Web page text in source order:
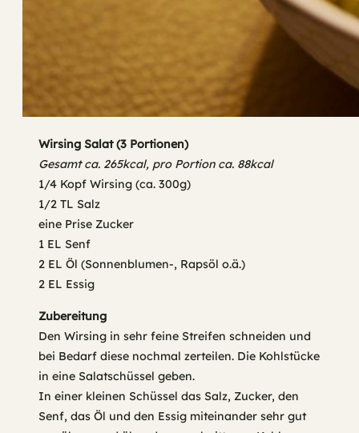
Wirsing Salat (3 Portionen)
Gesamt ca. 265kcal, pro Portion ca. 88kcal
1/4 Kopf Wirsing (ca. 300g)
1/2 TL Salz
eine Prise Zucker
1 EL Senf
2 EL Öl (Sonnenblumen-, Rapsöl o.ä.)
2 EL Essig
Zubereitung
Den Wirsing in sehr feine Streifen schneiden und
bei Bedarf diese nochmal zerteilen. Die Kohlstücke
in eine Salatschüssel geben.
In einer kleinen Schüssel das Salz, Zucker, den
Senf, das Öl und den Essig miteinander sehr gut